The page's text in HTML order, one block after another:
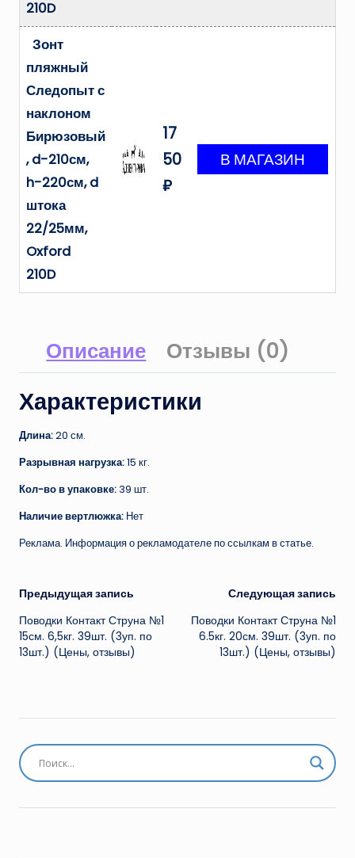
210D
Зонт
пляжный
Следопыт с
наклоном
Бирюзовый
, d-210см,
h-220см, d
штока
22/25мм,
Oxford
210D
17
50
₽
Описание Отзывы (0)
Характеристики
Длина:20 см.
Разрывная нагрузка:15 кг.
Кол-во в упаковке: 39 шт.
Наличие вертлюжка: Нет
Реклама. Информация о рекламодателе по ссылкам в статье.
Навигация
записи
Предыдущая запись
Поводки Контакт Струна №1
15см. 6,5кг. 39шт. (3уп. по
13шт.) (Цены, отзывы)
Следующая запись
Поводки Контакт Струна №1
6.5кг. 20см. 39шт. (3уп. по
13шт.) (Цены, отзывы)